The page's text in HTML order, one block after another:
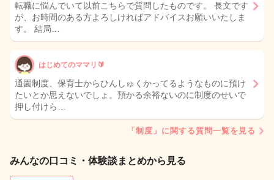
転職に悩んでいて以前こちらで質問したものです。 長文です
が、お時間のある方よろしければアドバイスお願いいたしま
す。 結局…
はじめてのママリ🔰
通園制度、保育士からひんしゅくかってるようなものに預け
たいとか思えないでしょ。預かる余裕ないのに制度のせいで
押し付けら…
「制度」に関する質問一覧を見る
みんなの口コミ・体験談まとめから見る